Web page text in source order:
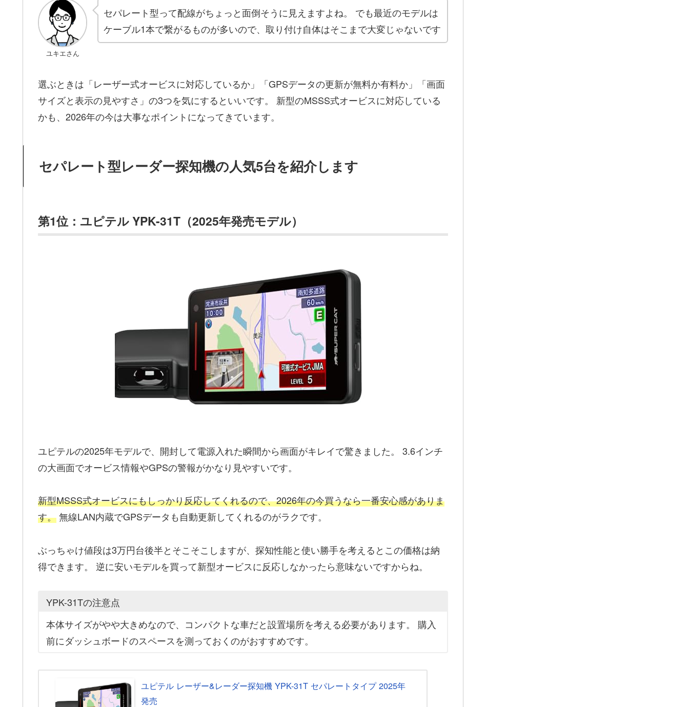
ユキエさん
セパレート型って配線がちょっと面倒そうに見えますよね。 でも最近のモデルは
ケーブル1本で繋がるものが多いので、取り付け自体はそこまで大変じゃないです
選ぶときは「レーザー式オービスに対応しているか」「GPSデータの更新が無料か有料か」「画面
サイズと表示の見やすさ」の3つを気にするといいです。 新型のMSSS式オービスに対応している
かも、2026年の今は大事なポイントになってきています。
セパレート型レーダー探知機の人気5台を紹介します
第1位：ユピテル YPK-31T（2025年発売モデル）
ユピテルの2025年モデルで、開封して電源入れた瞬間から画面がキレイで驚きました。 3.6インチ
の大画面でオービス情報やGPSの警報がかなり見やすいです。
新型MSSS式オービスにもしっかり反応してくれるので、2026年の今買うなら一番安心感がありま
す。無線LAN内蔵でGPSデータも自動更新してくれるのがラクです。
ぶっちゃけ値段は3万円台後半とそこそこしますが、探知性能と使い勝手を考えるとこの価格は納
得できます。 逆に安いモデルを買って新型オービスに反応しなかったら意味ないですからね。
YPK-31Tの注意点
本体サイズがやや大きめなので、コンパクトな車だと設置場所を考える必要があります。 購入
前にダッシュボードのスペースを測っておくのがおすすめです。
ユピテル レーザー&レーダー探知機 YPK-31T セパレートタイプ 2025年
発売